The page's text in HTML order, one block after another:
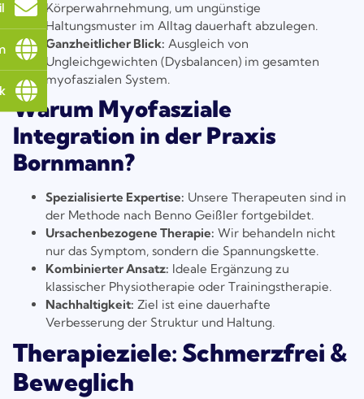
Körperwahrnehmung, um ungünstige
Haltungsmuster im Alltag dauerhaft abzulegen.
Ganzheitlicher Blick: Ausgleich von
Ungleichgewichten (Dysbalancen) im gesamten
myofaszialen System.
Warum Myofasziale
Integration in der Praxis
Bornmann?
Spezialisierte Expertise: Unsere Therapeuten sind in
der Methode nach Benno Geißler fortgebildet.
Ursachenbezogene Therapie: Wir behandeln nicht
nur das Symptom, sondern die Spannungskette.
Kombinierter Ansatz: Ideale Ergänzung zu
klassischer Physiotherapie oder Trainingstherapie.
Nachhaltigkeit: Ziel ist eine dauerhafte
Verbesserung der Struktur und Haltung.
Therapieziele: Schmerzfrei &
Beweglich